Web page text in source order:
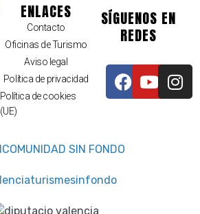
ENLACES
Contacto
Oficinas de Turismo
Aviso legal
Política de privacidad
Política de cookies
(UE)
SÍGUENOS EN
REDES